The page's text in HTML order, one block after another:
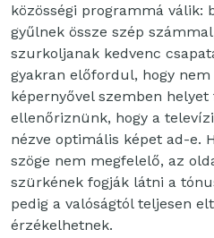
közösségi programmá válik:
gyűlnek össze szép
szurkoljanak kedvenc
gyakran előfordul, hogy
képernyővel szemben
ellenőriznünk, hogy a
nézve optimális képet ad-e.
szöge nem megfelelő, az
szürkének fogják látni a
pedig a valóságtól teljesen
érzékelhetnek.